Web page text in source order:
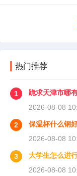
热门推荐
1
跪求天津市哪
2026-08-08
2
保温杯什么钢
2026-08-08
3
大学生怎么进
2026-08-08